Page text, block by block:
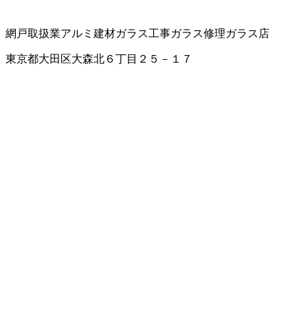
網戸取扱業アルミ建材ガラス工事ガラス修理ガラス店
東京都大田区大森北６丁目２５－１７